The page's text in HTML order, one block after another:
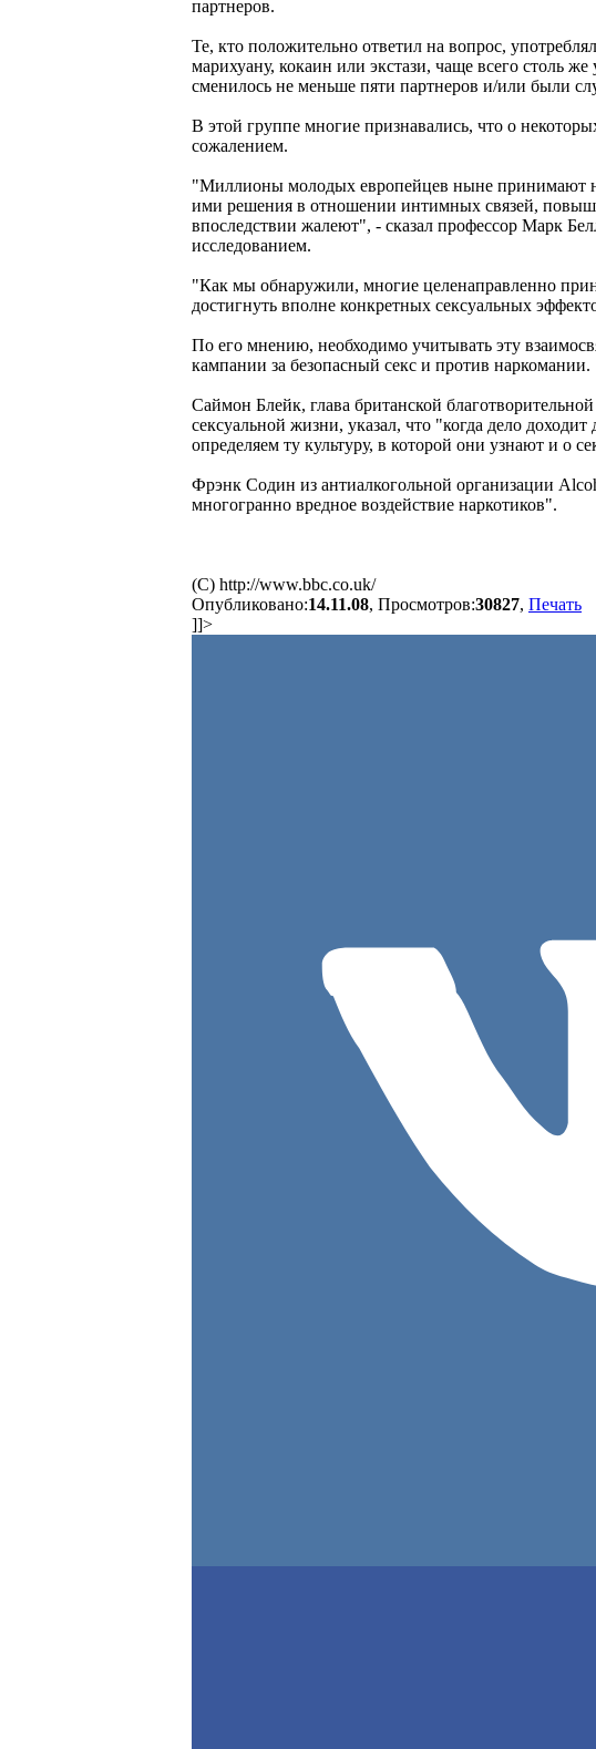
партнеров.
Те, кто положительно ответил на вопрос,
марихуану, кокаин или экстази, чаще всего столь
сменилось не меньше пяти партнеров и/или были
В этой группе многие признавались, что о
сожалением.
"Миллионы молодых европейцев ныне принимают
ими решения в отношении интимных связей,
впоследствии жалеют", - сказал профессор Марк
исследованием.
"Как мы обнаружили, многие целенаправленно
достигнуть вполне конкретных сексуальных
По его мнению, необходимо учитывать эту
кампании за безопасный секс и против наркомании.
Саймон Блейк, глава британской
сексуальной жизни, указал, что "когда дело
определяем ту культуру, в которой они узнают и о
Фрэнк Содин из антиалкогольной организации
многогранно вредное воздействие наркотиков".
(C) http://www.bbc.co.uk/
Опубликовано:14.11.08, Просмотров:30827, Печать
]]>